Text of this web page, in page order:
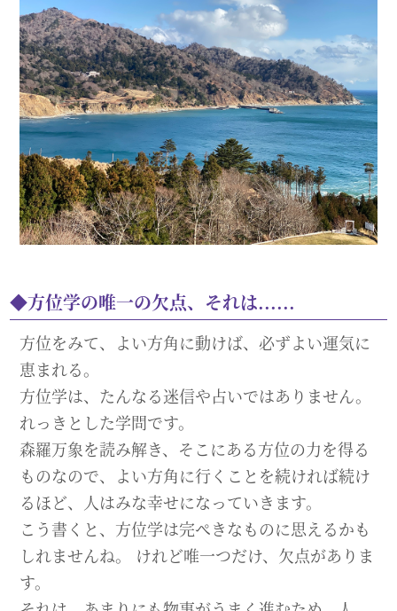
方位学の唯一の欠点、それは......
方位をみて、よい方角に動けば、必ずよい運気に
恵まれる。
方位学は、たんなる迷信や占いではありません。
れっきとした学問です。
森羅万象を読み解き、そこにある方位の力を得る
ものなので、よい方角に行くことを続ければ続け
るほど、人はみな幸せになっていきます。
こう書くと、方位学は完ぺきなものに思えるかも
しれませんね。 けれど唯一つだけ、欠点がありま
す。